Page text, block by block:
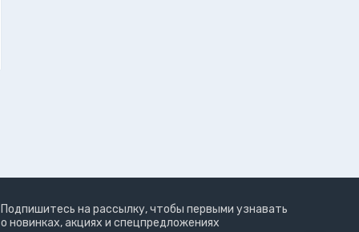
Подпишитесь на рассылку, чтобы первыми узнавать
о новинках, акциях и спецпредложениях